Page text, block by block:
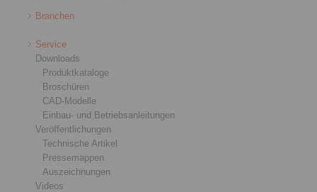
Branchen
Service
Downloads
Produktkataloge
Broschüren
CAD-Modelle
Einbau- und Betriebsanleitungen
Veröffentlichungen
Technische Artikel
Pressemappen
Auszeichnungen
Videos